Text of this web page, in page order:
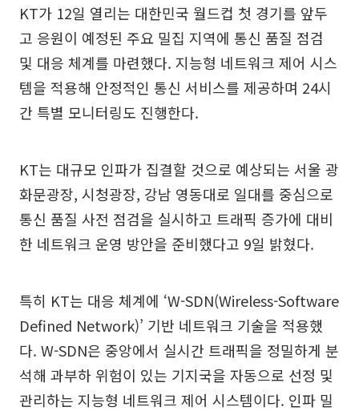
KT가 12일 열리는 대한민국 월드컵 첫 경기를 앞두
고 응원이 예정된 주요 밀집 지역에 통신 품질 점검
및 대응 체계를 마련했다. 지능형 네트워크 제어 시스
템을 적용해 안정적인 통신 서비스를 제공하며 24시
간 특별 모니터링도 진행한다.
KT는 대규모 인파가 집결할 것으로 예상되는 서울 광
화문광장, 시청광장, 강남 영동대로 일대를 중심으로
통신 품질 사전 점검을 실시하고 트래픽 증가에 대비
한 네트워크 운영 방안을 준비했다고 9일 밝혔다.
특히 KT는 대응 체계에 ‘W-SDN(Wireless-Software
Defined Network)’ 기반 네트워크 기술을 적용했
다. W-SDN은 중앙에서 실시간 트래픽을 정밀하게 분
석해 과부하 위험이 있는 기지국을 자동으로 선정 및
관리하는 지능형 네트워크 제어 시스템이다. 인파 밀